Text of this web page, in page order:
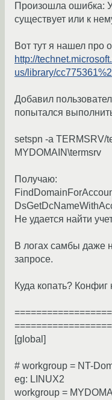
Произошла ошибка:
существует или к
Вот тут я нашел про
http://
us/library/
Добавил
попытался
setspn -a TERMSRV/
MYDOMAIN\termsrv
Получаю:
Не удается найти
В логах самбы даже
запросе.
Куда копать? Конфиг
[global]
# workgroup = NT-
eg: LINUX2
workgroup =